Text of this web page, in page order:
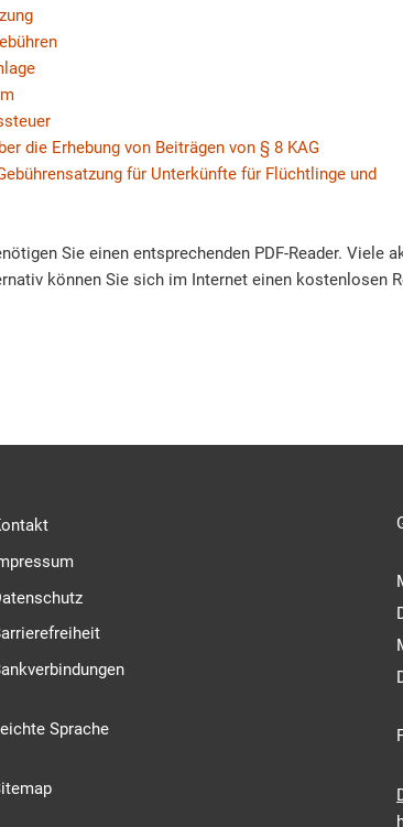
die Erhebung von Beiträgen von § 8 KAG
für Unterkünfte für Flüchtlinge und
Sie einen entsprechenden PDF-Reader. Viele
können Sie sich im Internet einen kostenlosen
Sprache